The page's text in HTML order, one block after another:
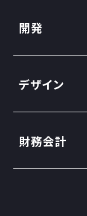
開発
デザイン
財務会計